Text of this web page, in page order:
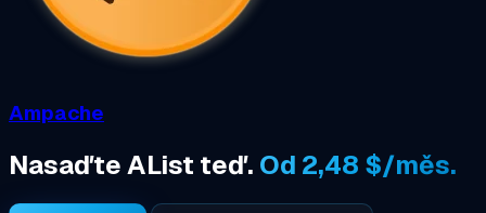
Ampache
Nasaďte AList teď. Od 2,48 $/měs.